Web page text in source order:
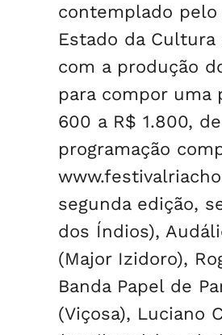
contemplado
Estado da
com a produção
para compor uma
600 a R$ 1.800,
programação
segunda edição,
dos Índios),
(Major Izidoro),
Banda Papel de
(Viçosa), Luciano